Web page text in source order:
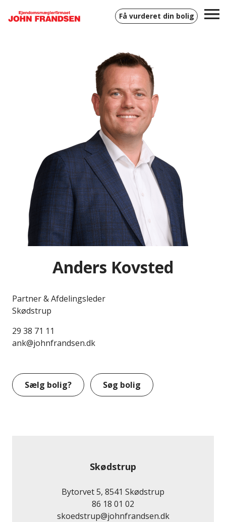
Få vurderet din bolig
Anders Kovsted
Partner & Afdelingsleder
Skødstrup
29 38 71 11
ank@johnfrandsen.dk
Sælg bolig? Søg bolig
Skødstrup
Bytorvet 5, 8541 Skødstrup
86 18 01 02
skoedstrup@johnfrandsen.dk